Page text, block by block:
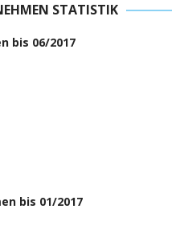
STATISTIK
bis 06/2017
bis 01/2017